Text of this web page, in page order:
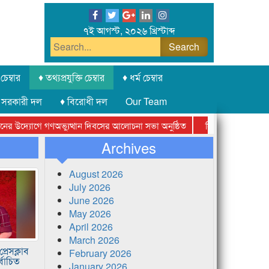
৭ই আগস্ট, ২০২৬ খ্রিস্টাব্দ
♦ তথ্যপ্রযুক্তি চেম্বার
♦ ধর্ম চেম্বার
দল ♦ বিরোধী দল
Our Team
গণঅভ্যুত্থান দিবসের আলোচনা সভা অনুষ্ঠিত
সিলেট অনলাইন
Archives
August 2026
July 2026
June 2026
May 2026
April 2026
March 2026
February 2026